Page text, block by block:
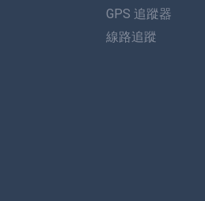
GPS 追蹤器
線路追蹤